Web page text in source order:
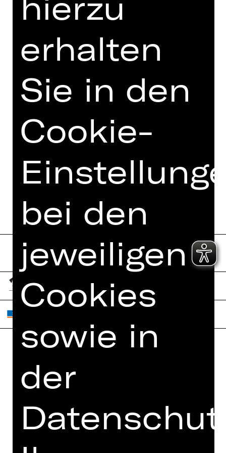
Opernfreunde
Home
Spielplan
Newsletter
Kartenkauf
AGB
erhalten
Sie in den
Cookie-
bei den
jeweiligen
Cookies
sowie in
der